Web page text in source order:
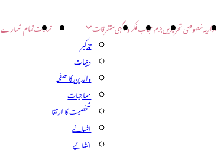
اداریہخصوصی تحریریںبزم حجابفکر و آگہیمتفرقات
تذکیر
دینیات
والدین کا صفحہ
سماجیات
شخصیت کا ارتقا
افسانے
انشائیے
تربیتتمام شمارے